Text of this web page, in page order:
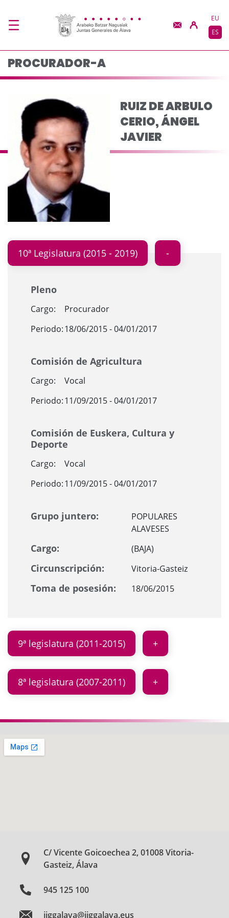
RUIZ DE ARBULO
EU
ES
PROCURADOR-A
RUIZ DE ARBULO
CERIO, ÁNGEL
JAVIER
10ª Legislatura (2015 - 2019)
Pleno
Cargo:
Procurador
Periodo:18/06/2015 - 04/01/2017
Comisión de Agricultura
Cargo:
Vocal
Periodo:11/09/2015 - 04/01/2017
Comisión de Euskera, Cultura y
Deporte
Cargo:
Vocal
Periodo:11/09/2015 - 04/01/2017
Grupo juntero:
POPULARES
ALAVESES
Cargo: (BAJA)
Circunscripción: Vitoria-Gasteiz
Toma de posesión: 18/06/2015
9ª legislatura (2011-2015)
8ª legislatura (2007-2011)
C/ Vicente Goicoechea 2, 01008 Vitoria-
Gasteiz, Álava
945 125 100
jjggalava@jjggalava.eus